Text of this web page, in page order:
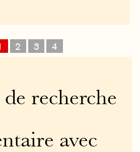
2 3 4
recherche
avec